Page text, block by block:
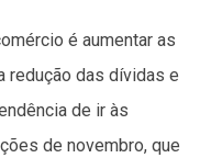
é aumentar as
redução das dívidas e
de ir às
de novembro, que